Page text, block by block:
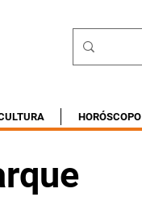
HORÓSCOPO